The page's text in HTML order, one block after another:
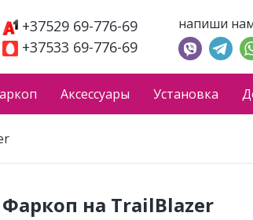
+37529 69-776-69
+37533 69-776-69
напиши
Аксессуары Установка
Фаркоп на TrailBlazer